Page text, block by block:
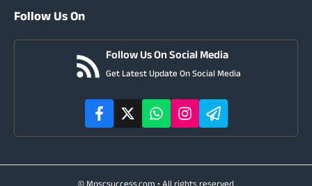
Follow Us On
Follow Us On Social Media
Get Latest Update On Social Media